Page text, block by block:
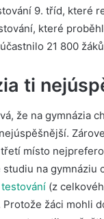
9. tříd, které
které
21 800
ti
že na gymnázia
místo
studiu na gymnáziu
testování (z
Protože žáci mohli